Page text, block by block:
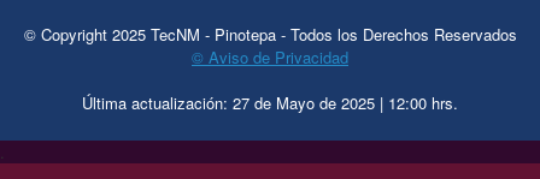
© Copyright 2025 TecNM - Pinotepa - Todos los Derechos Reservados
© Aviso de Privacidad
Última actualización: 27 de Mayo de 2025 | 12:00 hrs.
.